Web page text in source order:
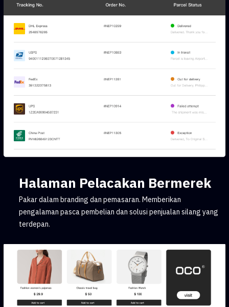
Halaman Pelacakan Bermerek
Pakar dalam branding dan pemasaran. Memberikan
pengalaman pasca pembelian dan solusi penjualan silang yang
terdepan.